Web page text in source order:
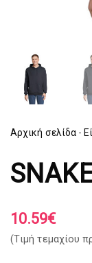
Αρχική σελίδα -
10.59€
(Tιμή τεμαχίου